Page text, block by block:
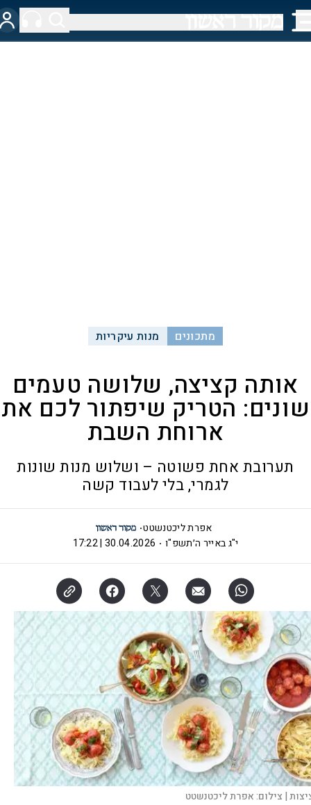
מתכונים מנות עיקריות
אותה קציצה, שלושה טעמים
שונים: הטריק שיפתור לכם את
ארוחת השבת
תערובת אחת פשוטה – ושלוש מנות שונות
לגמרי, בלי לעבוד קשה
אפרת ליכטנשטט
י"ג באייר ה׳תשפ"ו
30.04.2026 | 17:22
| צילום:אפרת ליכטנשטט